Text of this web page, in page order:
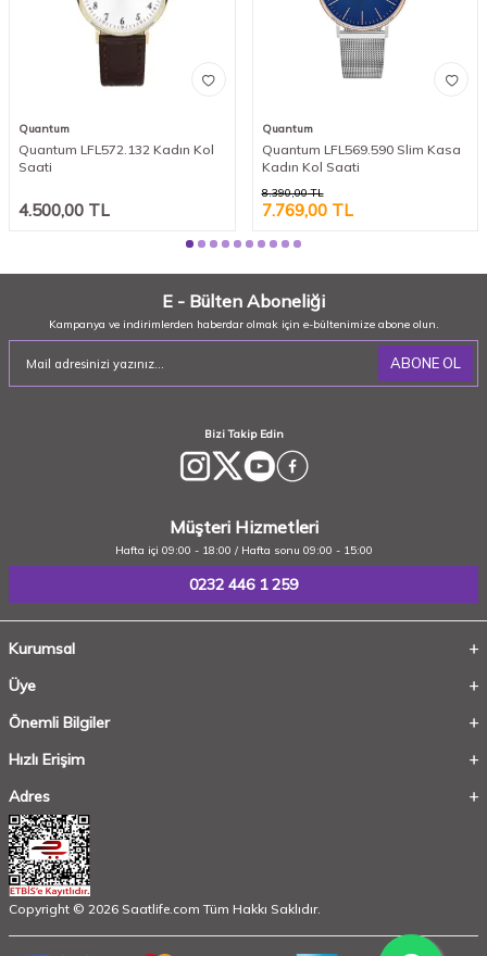
Quantum
Quantum LFL572.132 Kadın Kol
Saati
4.500,00 TL
Quantum
Quantum LFL569.590 Slim Kasa
Kadın Kol Saati
8.390,00TL
7.769,00TL
E - Bülten Aboneliği
Kampanya ve indirimlerden haberdar olmak için e-bültenimize abone olun.
ABONE OL
Bizi Takip Edin
Müşteri Hizmetleri
Hafta içi 09:00 - 18:00 / Hafta sonu 09:00 - 15:00
0232 446 1 259
Kurumsal
Üye
Önemli Bilgiler
Hızlı Erişim
Adres
Copyright © 2026 Saatlife.com Tüm Hakkı Saklıdır.